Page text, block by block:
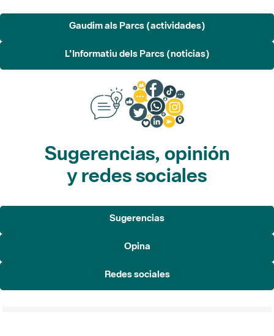
Gaudim als Parcs (actividades)
L'Informatiu dels Parcs (noticias)
Sugerencias, opinión
y redes sociales
Sugerencias
Opina
Redes sociales